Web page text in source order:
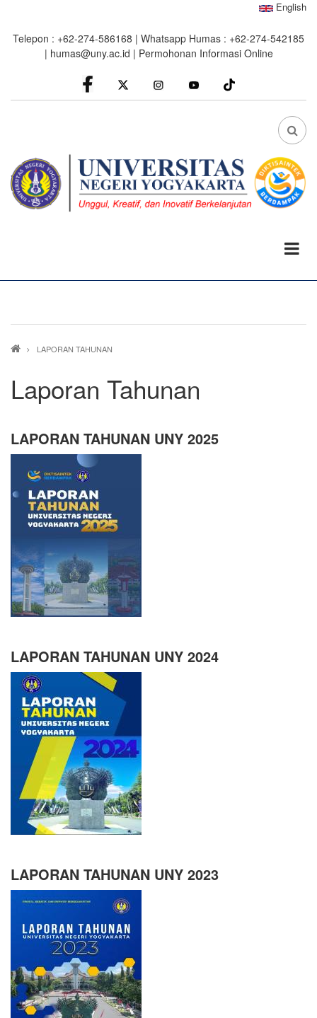
main
English
Telepon : +62-274-586168 | Whatsapp Humas : +62-274-542185
| humas@uny.ac.id | Permohonan Informasi Online
facebook
Instagram youtube
FA
Breadcrumb
LAPORAN TAHUNAN
Laporan Tahunan
LAPORAN TAHUNAN UNY 2025
LAPORAN TAHUNAN UNY 2024
LAPORAN TAHUNAN UNY 2023